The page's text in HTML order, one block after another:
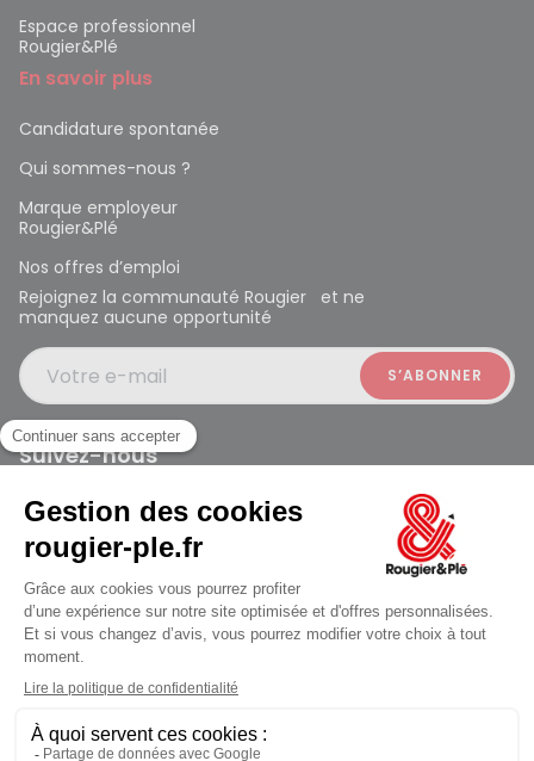
Espace professionnel
Rougier&Plé
En savoir plus
Candidature spontanée
Qui sommes-nous ?
Marque employeur
Rougier&Plé
Nos offres d’emploi
Rejoignez la communauté Rougier et ne
manquez aucune opportunité
Votre e-mail
Suivez-nous
Rougier et Plé 2024 Copyright
Mentions légales
Conditions générales des ventes